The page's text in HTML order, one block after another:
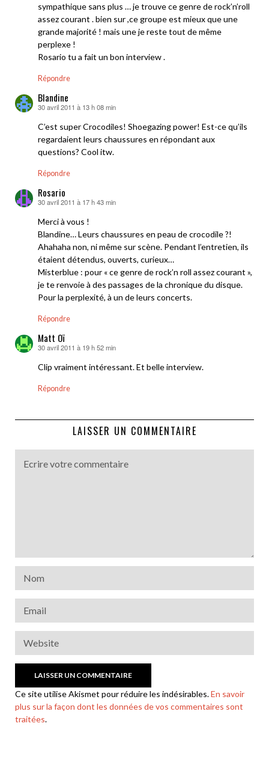
sympathique sans plus … je trouve ce genre de rock’n’roll
assez courant . bien sur ,ce groupe est mieux que une
grande majorité ! mais une je reste tout de même
perplexe !
Rosario tu a fait un bon interview .
Répondre
Blandine
dit :
30 avril 2011 à 13 h 08 min
C’est super Crocodiles! Shoegazing power! Est-ce qu’ils
regardaient leurs chaussures en répondant aux
questions? Cool itw.
Répondre
Rosario
dit :
30 avril 2011 à 17 h 43 min
Merci à vous !
Blandine… Leurs chaussures en peau de crocodile ?!
Ahahaha non, ni même sur scène. Pendant l’entretien, ils
étaient détendus, ouverts, curieux…
Misterblue : pour « ce genre de rock’n roll assez courant »,
je te renvoie à des passages de la chronique du disque.
Pour la perplexité, à un de leurs concerts.
Répondre
Matt Oï
dit :
30 avril 2011 à 19 h 52 min
Clip vraiment intéressant. Et belle interview.
Répondre
LAISSER UN COMMENTAIRE
Ce site utilise Akismet pour réduire les indésirables.En savoir
plus sur la façon dont les données de vos commentaires sont
traitées.